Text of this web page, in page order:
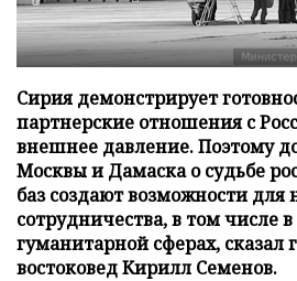
Сирия демонстрирует
партнерские отношения с
внешнее давление. Поэтому
Москвы и Дамаска о судьбе
баз создают возможности для
сотрудничества, в том числе
гуманитарной сферах, сказал
востоковед Кирилл Семенов.